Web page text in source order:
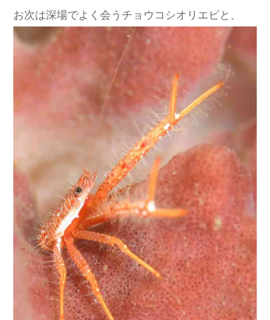
お次は深場でよく会うチョウコシオリエビと、